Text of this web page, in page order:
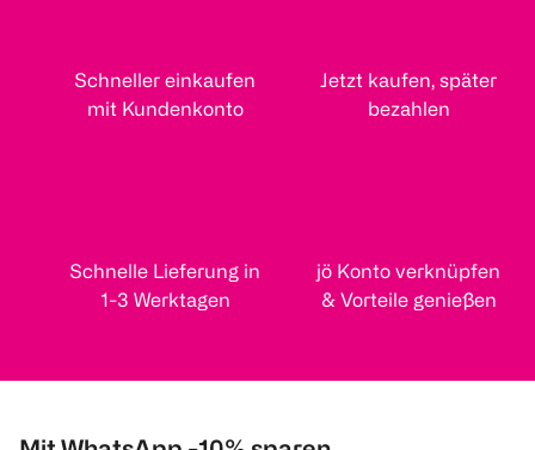
Schneller einkaufen
mit Kundenkonto
Jetzt kaufen, später
bezahlen
Schnelle Lieferung in
1-3 Werktagen
jö Konto verknüpfen
& Vorteile genießen